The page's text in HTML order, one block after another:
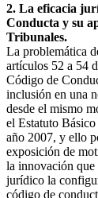
2. La eficacia
Conducta y su
Tribunales.
La problemática
artículos 52 a 54
Código de
inclusión en una
desde el mismo
el Estatuto
año 2007, y ello
exposición de
la innovación que
jurídico la
código de